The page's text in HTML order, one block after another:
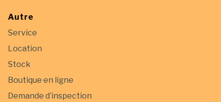
Autre
Service
Location
Stock
Boutique en ligne
Demande d’inspection